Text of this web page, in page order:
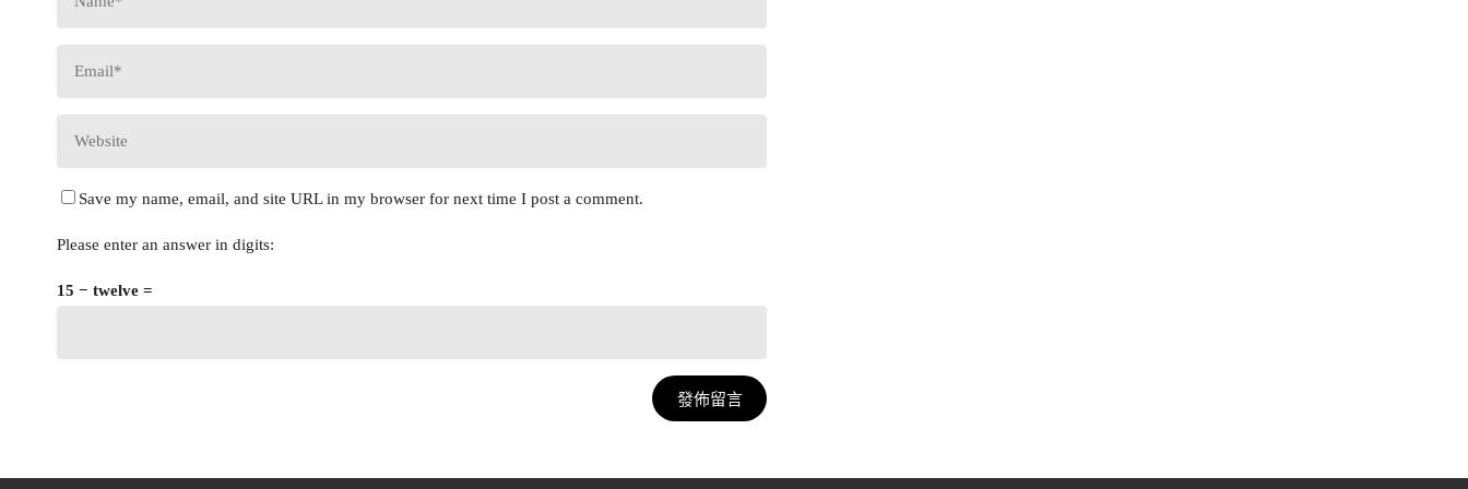
Save my name, email, and site URL in my browser for next time I post a comment.
Please enter an answer in digits:
15 − twelve =